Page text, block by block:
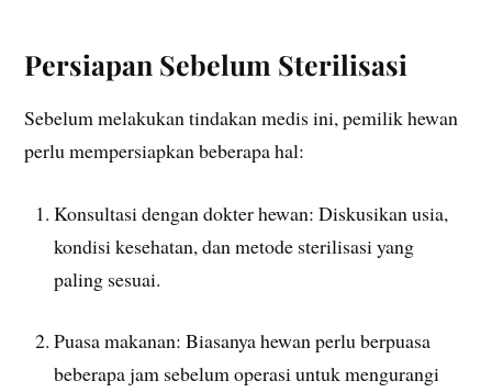
Persiapan Sebelum Sterilisasi
Sebelum melakukan tindakan medis ini, pemilik hewan
perlu mempersiapkan beberapa hal:
Konsultasi dengan dokter hewan: Diskusikan usia,
kondisi kesehatan, dan metode sterilisasi yang
paling sesuai.
Puasa makanan: Biasanya hewan perlu berpuasa
beberapa jam sebelum operasi untuk mengurangi